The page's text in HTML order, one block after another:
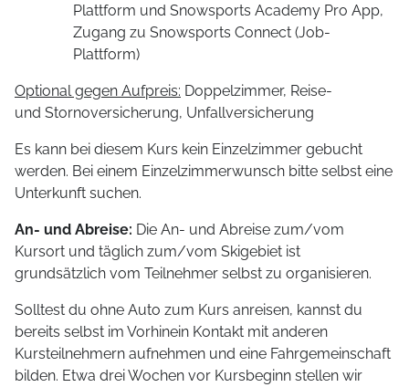
Plattform und Snowsports Academy Pro App,
Zugang zu Snowsports Connect (Job-
Plattform)
Optional gegen Aufpreis: Doppelzimmer, Reise-
und Stornoversicherung, Unfallversicherung
Es kann bei diesem Kurs kein Einzelzimmer gebucht
werden. Bei einem Einzelzimmerwunsch bitte selbst eine
Unterkunft suchen.
An- und Abreise: Die An- und Abreise zum/vom
Kursort und täglich zum/vom Skigebiet ist
grundsätzlich vom Teilnehmer selbst zu organisieren.
Solltest du ohne Auto zum Kurs anreisen, kannst du
bereits selbst im Vorhinein Kontakt mit anderen
Kursteilnehmern aufnehmen und eine Fahrgemeinschaft
bilden. Etwa drei Wochen vor Kursbeginn stellen wir